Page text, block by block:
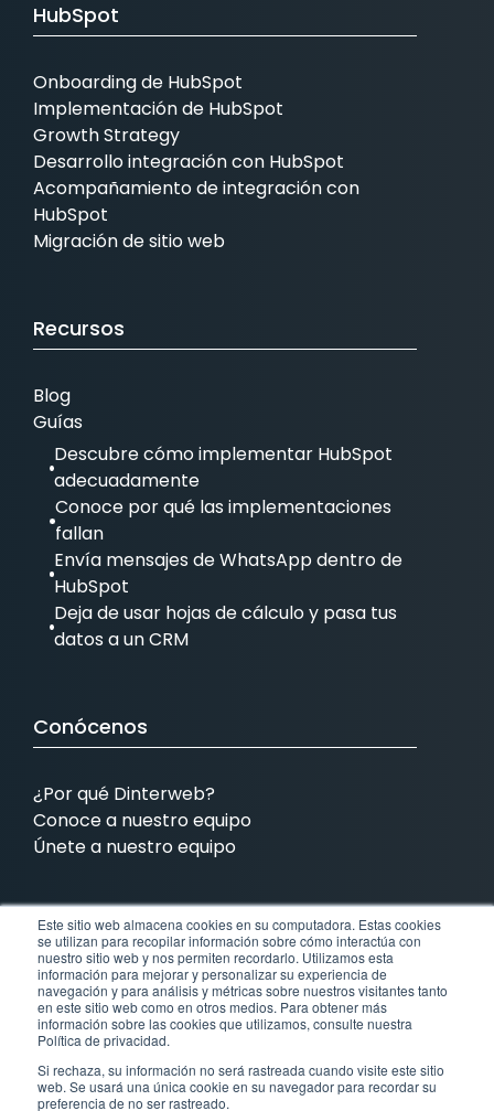
Este sitio web almacena cookies en su computadora. Estas cookies
se utilizan para recopilar información sobre cómo interactúa con
nuestro sitio web y nos permiten recordarlo. Utilizamos esta
información para mejorar y personalizar su experiencia de
navegación y para análisis y métricas sobre nuestros visitantes tanto
en este sitio web como en otros medios. Para obtener más
información sobre las cookies que utilizamos, consulte nuestra
Política de privacidad.
Si rechaza, su información no será rastreada cuando visite este sitio
web. Se usará una única cookie en su navegador para recordar su
preferencia de no ser rastreado.
HubSpot
Onboarding de HubSpot
Implementación de HubSpot
Growth Strategy
Desarrollo integración con HubSpot
Acompañamiento de integración con
HubSpot
Migración de sitio web
Recursos
Blog
Guías
Descubre cómo implementar HubSpot
adecuadamente
Conoce por qué las implementaciones
fallan
Envía mensajes de WhatsApp dentro de
HubSpot
Deja de usar hojas de cálculo y pasa tus
datos a un CRM
Conócenos
¿Por qué Dinterweb?
Conoce a nuestro equipo
Únete a nuestro equipo
Contamos con presencia en:
MX
México
COL
Colombia
BRA EEUU
CR